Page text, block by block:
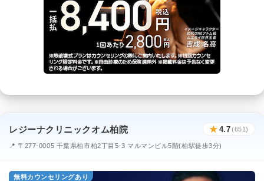
レジーナクリニックオム柏院 ★ 4.7(651)
📍 〒277-0005 千葉県柏市柏2丁目5-3 マルマンビル5階(柏駅徒歩3分)
無料カウンセリングあり